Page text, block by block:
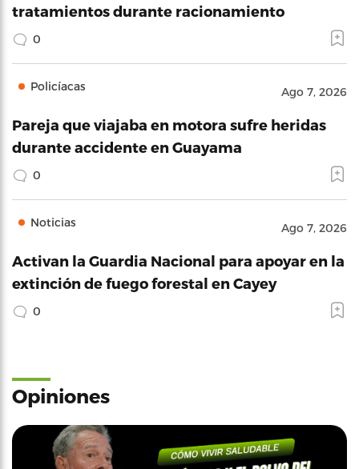
tratamientos durante racionamiento
0
Policíacas Ago 7, 2026
Pareja que viajaba en motora sufre heridas
durante accidente en Guayama
0
Noticias Ago 7, 2026
Activan la Guardia Nacional para apoyar en la
extinción de fuego forestal en Cayey
0
Opiniones